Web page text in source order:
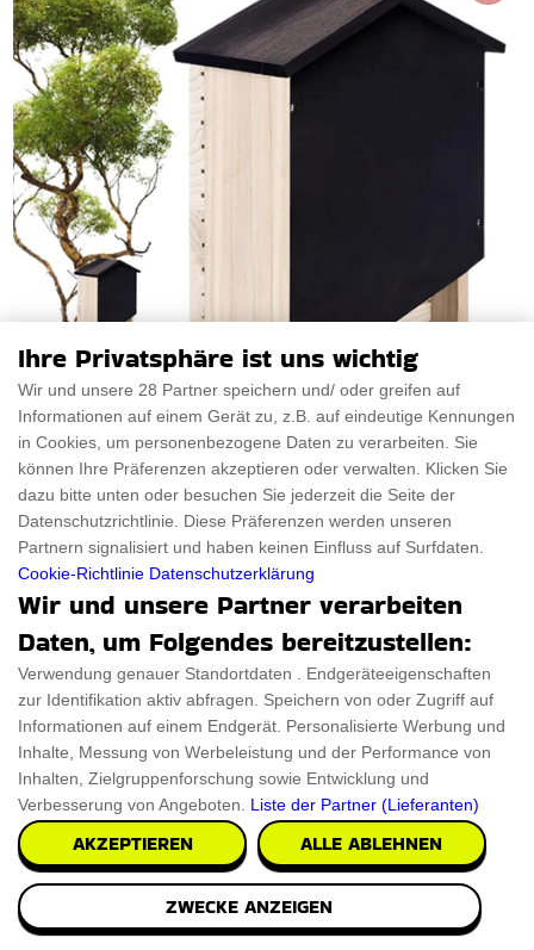
Fledermaus Haus Fur Draussen
Verschönern Sie Ihren Garten mit dem Fledermaushaus für
den Außenbereich. Dieses stilvolle Fleder
PRÜFEN SIE ES AUS €8.49
Ihre Privatsphäre ist uns wichtig
Wir und unsere 28 Partner speichern und/ oder greifen auf
Informationen auf einem Gerät zu, z.B. auf eindeutige Kennungen
in Cookies, um personenbezogene Daten zu verarbeiten. Sie
können Ihre Präferenzen akzeptieren oder verwalten. Klicken Sie
dazu bitte unten oder besuchen Sie jederzeit die Seite der
Datenschutzrichtlinie. Diese Präferenzen werden unseren
Partnern signalisiert und haben keinen Einfluss auf Surfdaten.
Cookie-Richtlinie Datenschutzerklärung
Wir und unsere Partner verarbeiten
Daten, um Folgendes bereitzustellen:
Verwendung genauer Standortdaten . Endgeräteeigenschaften
zur Identifikation aktiv abfragen. Speichern von oder Zugriff auf
Informationen auf einem Endgerät. Personalisierte Werbung und
Inhalte, Messung von Werbeleistung und der Performance von
Inhalten, Zielgruppenforschung sowie Entwicklung und
Verbesserung von Angeboten. Liste der Partner (Lieferanten)
AKZEPTIEREN ALLE ABLEHNEN
ZWECKE ANZEIGEN